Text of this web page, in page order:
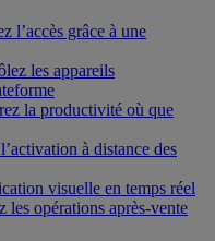
l’accès grâce à une
les appareils
la productivité où que
à distance des
visuelle en temps réel
les opérations après-vente